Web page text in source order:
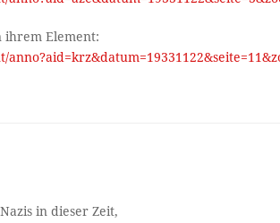
ihrem Element:
in dieser Zeit,